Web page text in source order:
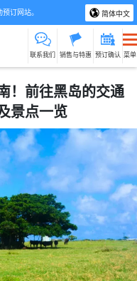
订网站。 简体中文
联系我们 销售与特惠 预订确认 菜单
！前往黑岛的交通
景点一览